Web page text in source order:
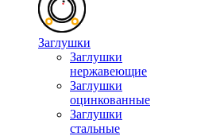
Заглушки
Заглушки
нержавеющие
Заглушки
оцинкованные
Заглушки
стальные